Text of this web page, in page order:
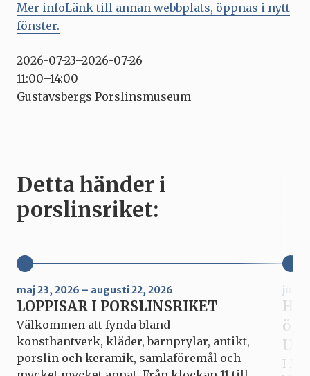
Mer infoLänk till annan webbplats, öppnas i nytt
fönster.
2026-07-23–2026-07-26
11:00–14:00
Gustavsbergs Porslinsmuseum
Detta händer i
porslinsriket:
maj 23, 2026 – augusti 22, 2026
LOPPISAR I PORSLINSRIKET
Välkommen att fynda bland
konsthantverk, kläder, barnprylar, antikt,
porslin och keramik, samlaföremål och
juni
I